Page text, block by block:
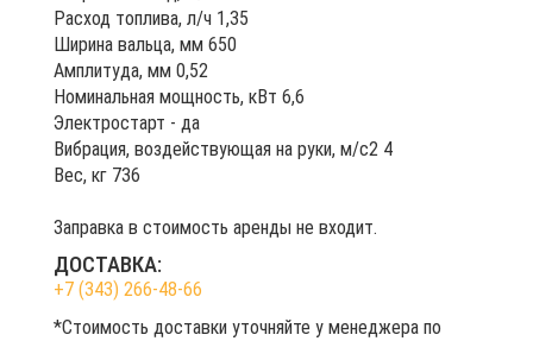
Расход топлива, л/ч 1,35
Ширина вальца, мм 650
Амплитуда, мм 0,52
Номинальная мощность, кВт 6,6
Электростарт - да
Вибрация, воздействующая на руки, м/с2 4
Вес, кг 736
Заправка в стоимость аренды не входит.
ДОСТАВКА:
+7 (343) 266-48-66
*Стоимость доставки уточняйте у менеджера по